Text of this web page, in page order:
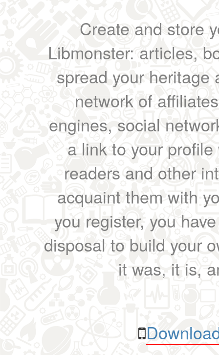
Create and store
Libmonster: articles,
spread your heritage
network of
engines, social
a link to your
readers and other
acquaint them with
you register, you
disposal to build your
it was, it is,